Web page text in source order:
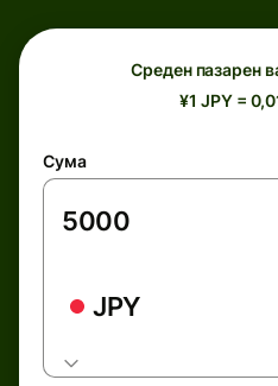
Среден пазарен
¥1 JPY =
Сума
JPY